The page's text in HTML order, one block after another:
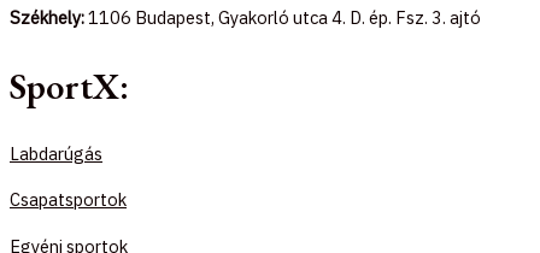
Székhely:1106 Budapest, Gyakorló utca 4. D. ép. Fsz. 3. ajtó
SportX:
Labdarúgás
Csapatsportok
Egyéni sportok